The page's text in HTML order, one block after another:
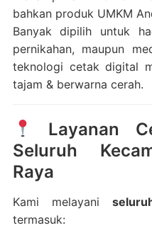
bahkan produk UMKM
Banyak dipilih untuk
pernikahan, maupun
teknologi cetak digital
tajam & berwarna cerah.
Layanan
Seluruh
Raya
Kami melayani
termasuk: